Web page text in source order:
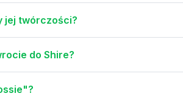
jej twórczości?
do Shire?